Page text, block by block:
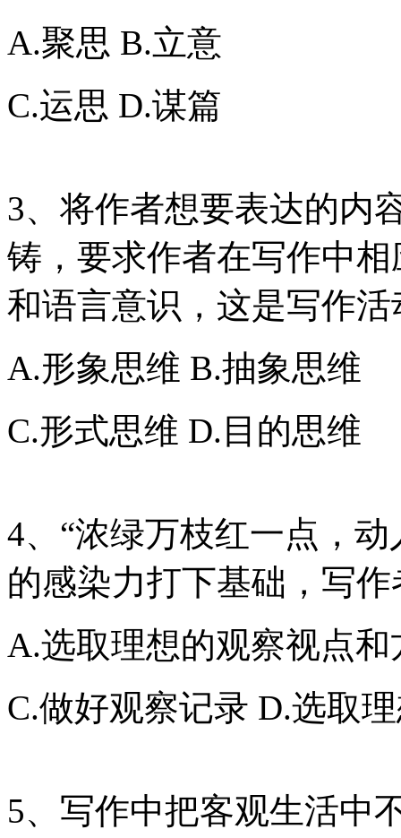
A.聚思 B.立意
C.运思 D.谋篇
3、将作者想要表达的内
铸，要求作者在写作中
和语言意识，这是写作
A.形象思维 B.抽象思维
C.形式思维 D.目的思维
4、“浓绿万枝红一点，
的感染力打下基础，写
A.选取理想的观察视点
C.做好观察记录 D.选取
5、写作中把客观生活中